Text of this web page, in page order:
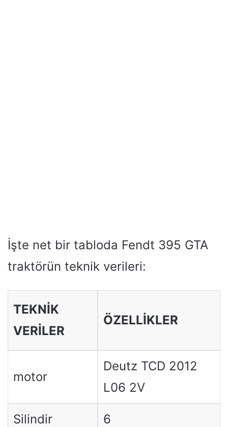
İşte net bir tabloda Fendt 395 GTA
traktörün teknik verileri:
TEKNİK
VERİLER
ÖZELLİKLER
motor
Deutz TCD 2012
L06 2V
Silindir 6